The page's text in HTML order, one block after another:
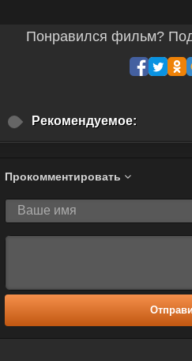
Понравился фильм?
Рекомендуемое:
Прокомментировать